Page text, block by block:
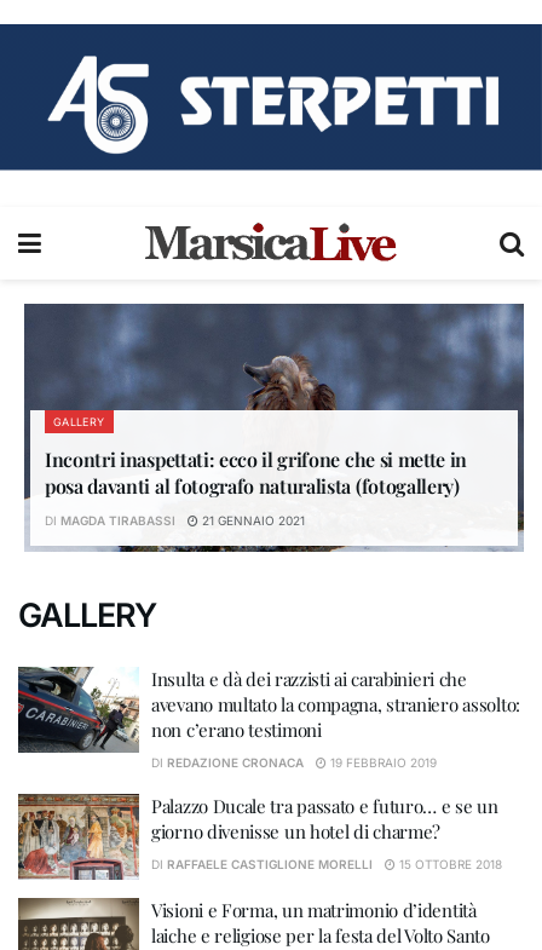
GALLERY
Incontri inaspettati: ecco il grifone che si mette in
posa davanti al fotografo naturalista (fotogallery)
DI MAGDA TIRABASSI 21 GENNAIO 2021
GALLERY
Insulta e dà dei razzisti ai carabinieri che
avevano multato la compagna, straniero assolto:
non c’erano testimoni
DI REDAZIONE CRONACA 19 FEBBRAIO 2019
Palazzo Ducale tra passato e futuro… e se un
giorno divenisse un hotel di charme?
DI RAFFAELE CASTIGLIONE MORELLI 15 OTTOBRE 2018
Visioni e Forma, un matrimonio d’identità
laiche e religiose per la festa del Volto Santo